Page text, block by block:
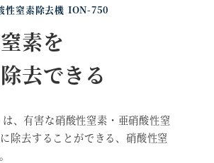
性窒素除去機 ION-750
素を
去できる
は、有害な硝酸性窒素・亜硝酸性窒
除去することができる、硝酸性窒